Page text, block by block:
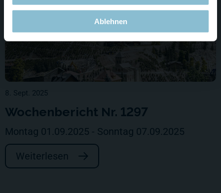
Ablehnen
8. Sept. 2025
Wochenbericht Nr. 1297
Montag 01.09.2025 - Sonntag 07.09.2025
Weiterlesen